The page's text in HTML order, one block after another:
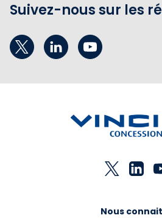
Suivez-nous sur les
Nous